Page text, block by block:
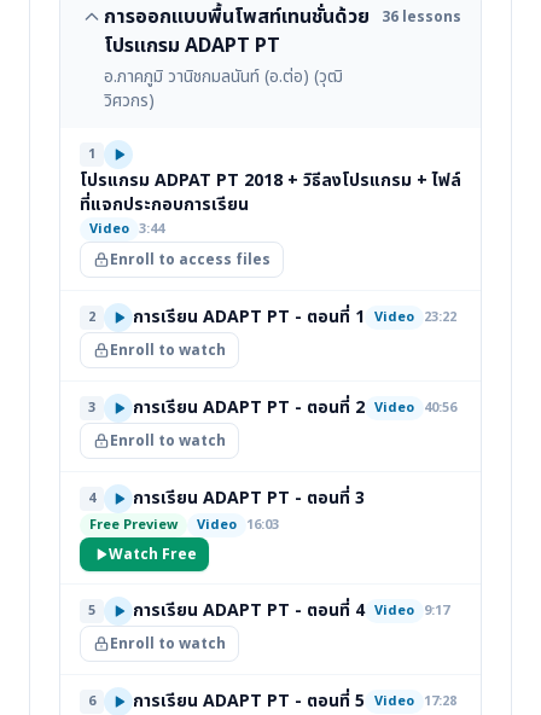
การออกแบบพื้นโพสท์เทนชั่นด้วย
โปรแกรม ADAPT PT
อ.ภาคภูมิ วานิชกมลนันท์ (อ.ต่อ) (วุฒิ
วิศวกร)
36 lessons
1
โปรแกรม ADPAT PT 2018 + วิธีลงโปรแกรม + ไฟล์
ที่แจกประกอบการเรียน
Video 3:44
Enroll to access files
2 การเรียน ADAPT PT - ตอนที่ 1 Video 23:22
Enroll to watch
3 การเรียน ADAPT PT - ตอนที่ 2 Video 40:56
Enroll to watch
4 การเรียน ADAPT PT - ตอนที่ 3
Free Preview Video 16:03
Watch Free
5 การเรียน ADAPT PT - ตอนที่ 4 Video 9:17
Enroll to watch
6 การเรียน ADAPT PT - ตอนที่ 5 Video 17:28